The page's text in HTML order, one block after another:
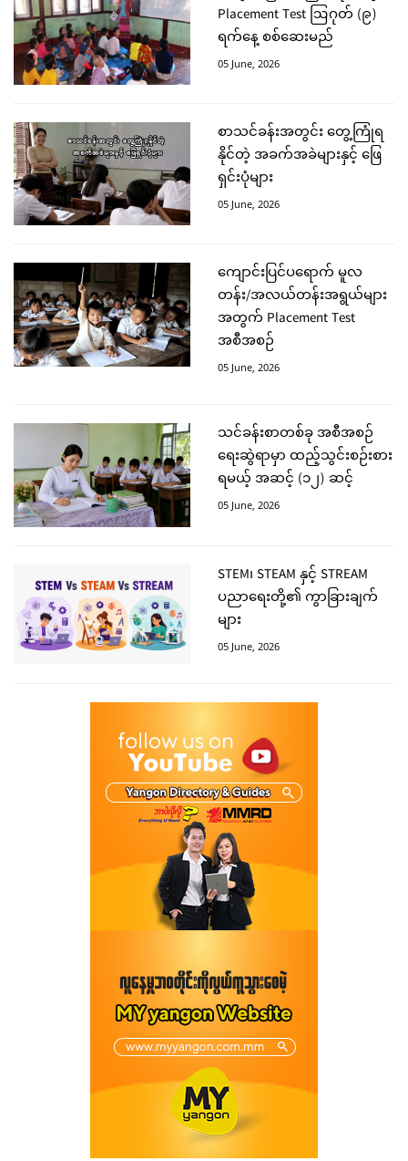
Placement Test ဩဂုတ် (၉)
ရက်နေ့ စစ်ဆေးမည်
05 June, 2026
စာသင်ခန်းအတွင်း တွေ့ကြုံရ
နိုင်တဲ့ အခက်အခဲများနှင့် ဖြေ
ရှင်းပုံများ
05 June, 2026
ကျောင်းပြင်ပရောက် မူလ
တန်း/အလယ်တန်းအရွယ်များ
အတွက် Placement Test
အစီအစဉ်
05 June, 2026
သင်ခန်းစာတစ်ခု အစီအစဉ်
ရေးဆွဲရာမှာ ထည့်သွင်းစဉ်းစား
ရမယ့် အဆင့် (၁၂) ဆင့်
05 June, 2026
STEM၊ STEAM နှင့် STREAM
ပညာရေးတို့၏ ကွာခြားချက်
များ
05 June, 2026